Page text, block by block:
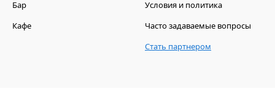
Бар
Кафе
Условия и политика
Часто задаваемые вопросы
Стать партнером